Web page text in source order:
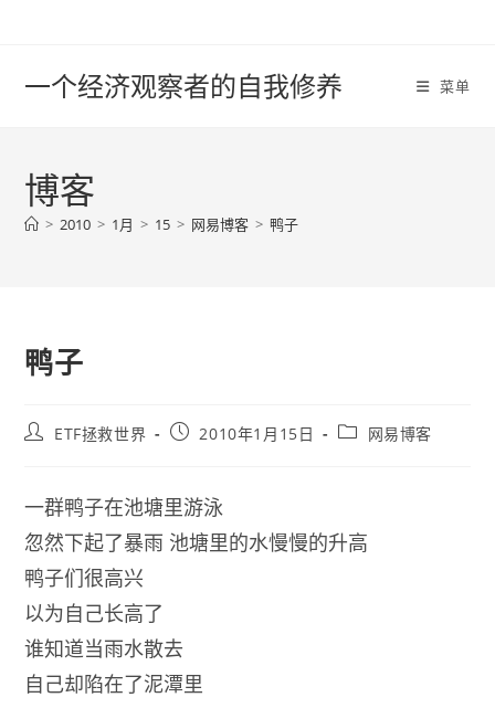
一个经济观察者的自我修养 菜单
博客
> 2010 > 1月 > 15 > 网易博客 > 鸭子
鸭子
PostETF拯救世界
Post2010年1月15日
Post网易博客
一群鸭子在池塘里游泳
忽然下起了暴雨 池塘里的水慢慢的升高
鸭子们很高兴
以为自己长高了
谁知道当雨水散去
自己却陷在了泥潭里